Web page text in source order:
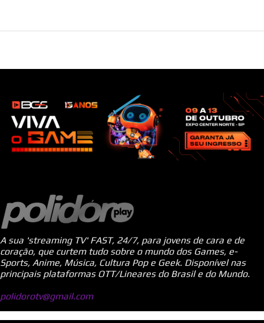
A sua 'streaming TV' FAST, 24/7, para jovens de cara e de
coração, que curtem tudo sobre o mundo dos Games, e-
Sports, Anime, Música, Cultura Pop e Geek. Disponível nas
principais plataformas OTT/Lineares do Brasil e do Mundo.
polidorotv@gmail.com